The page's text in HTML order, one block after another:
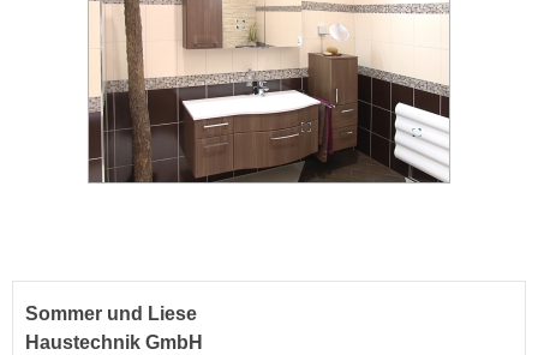
Sommer und Liese
Haustechnik GmbH